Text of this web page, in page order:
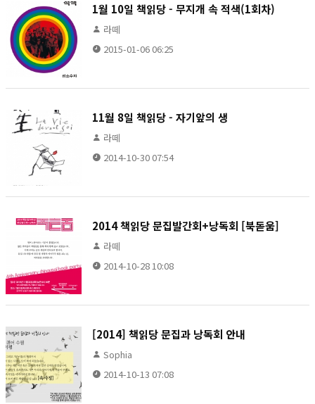
1월 10일 책읽당 - 무지개 속 적색(1회차)
라떼
2015-01-06 06:25
11월 8일 책읽당 - 자기앞의 생
라떼
2014-10-30 07:54
2014 책읽당 문집발간회+낭독회 [북돋움]
라떼
2014-10-28 10:08
[2014] 책읽당 문집과 낭독회 안내
Sophia
2014-10-13 07:08